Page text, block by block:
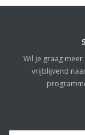
Wil je graag
vrijblijvend